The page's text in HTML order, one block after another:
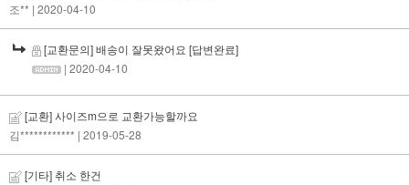
조** | 2020-04-10
[교환문의] 배송이 잘못왔어요 [답변완료]
| 2020-04-10
[교환] 사이즈m으로 교환가능할까요
김************ | 2019-05-28
[기타] 취소 한건